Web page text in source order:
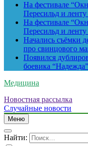
На фестивале
Пересильд и
На фестивале
Пересильд и
Начались съёмки
про свинцового
Появился
боевика
Медицина
Новостная рассылка
Случайные новости
Меню
Найти: